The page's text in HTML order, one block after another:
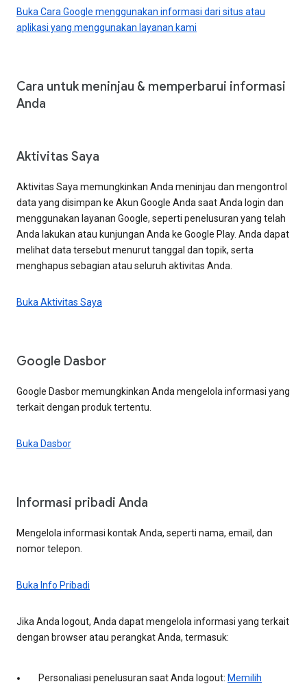
Buka Cara Google menggunakan informasi dari situs atau
aplikasi yang menggunakan layanan kami
Cara untuk meninjau & memperbarui informasi
Anda
Aktivitas Saya
Aktivitas Saya memungkinkan Anda meninjau dan mengontrol
data yang disimpan ke Akun Google Anda saat Anda login dan
menggunakan layanan Google, seperti penelusuran yang telah
Anda lakukan atau kunjungan Anda ke Google Play. Anda dapat
melihat data tersebut menurut tanggal dan topik, serta
menghapus sebagian atau seluruh aktivitas Anda.
Buka Aktivitas Saya
Google Dasbor
Google Dasbor memungkinkan Anda mengelola informasi yang
terkait dengan produk tertentu.
Buka Dasbor
Informasi pribadi Anda
Mengelola informasi kontak Anda, seperti nama, email, dan
nomor telepon.
Buka Info Pribadi
Jika Anda logout, Anda dapat mengelola informasi yang terkait
dengan browser atau perangkat Anda, termasuk:
Personaliasi penelusuran saat Anda logout: Memilih